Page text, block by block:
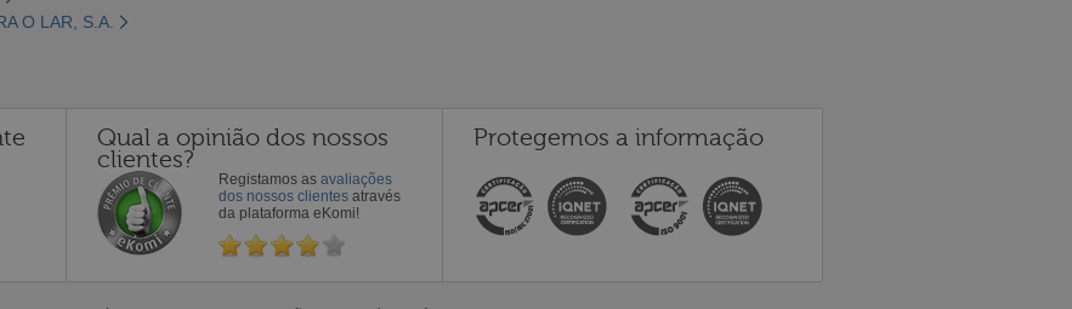
O LAR, S.A.
Qual a opinião dos nossos
clientes?
Registamos as avaliações
dos nossos clientes através
da plataforma eKomi!
Protegemos a informação